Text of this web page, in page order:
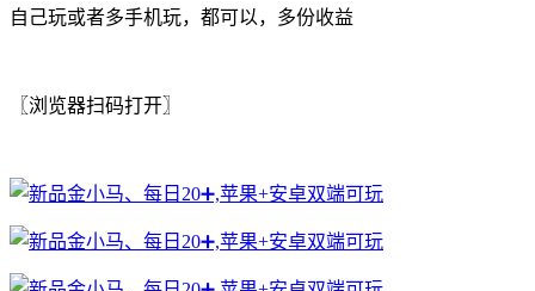
自己玩或者多手机玩，都可以，多份收益
〖浏览器扫码打开〗